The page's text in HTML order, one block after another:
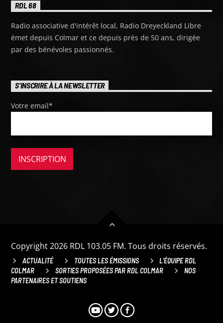
RDL 68
Radio associative d'intérêt local, Radio Dreyeckland Libre
émet depuis Colmar et ce depuis près de 50 ans, dirigée
par des bénévoles passionnés.
S'INSCRIRE À LA NEWSLETTER
Votre email*
Copyright 2026 RDL 103.05 FM. Tous droits réservés.
ACTUALITÉ TOUTES LES ÉMISSIONS
L’ÉQUIPE RDL
COLMAR
SORTIES PROPOSÉES PAR RDL COLMAR
NOS
PARTENAIRES ET SOUTIENS